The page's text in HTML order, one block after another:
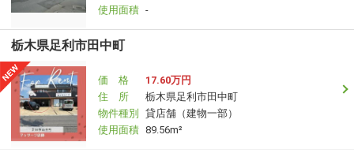
使用面積 -
栃木県足利市田中町
価 格
17.60万円
住 所
栃木県足利市田中町
物件種別
貸店舗（建物一部）
使用面積 89.56m²